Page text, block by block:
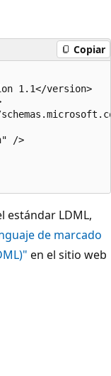
Copiar
1.1</version>
/>
estándar LDML,
de marcado
en el sitio web